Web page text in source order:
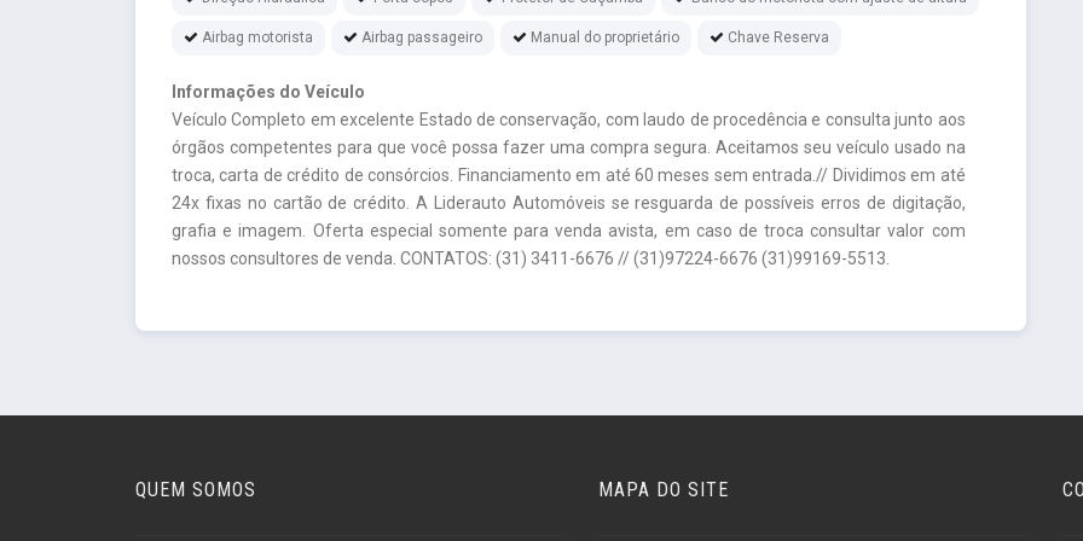
Airbag motorista Airbag passageiro Manual do proprietário Chave Reserva
Informações do Veículo
Veículo Completo em excelente Estado de conservação, com laudo de procedência e consulta junto aos
órgãos competentes para que você possa fazer uma compra segura. Aceitamos seu veículo usado na
troca, carta de crédito de consórcios. Financiamento em até 60 meses sem entrada.// Dividimos em até
24x fixas no cartão de crédito. A Liderauto Automóveis se resguarda de possíveis erros de digitação,
grafia e imagem. Oferta especial somente para venda avista, em caso de troca consultar valor com
nossos consultores de venda. CONTATOS: (31) 3411-6676 // (31)97224-6676 (31)99169-5513.
QUEM SOMOS MAPA DO SITE